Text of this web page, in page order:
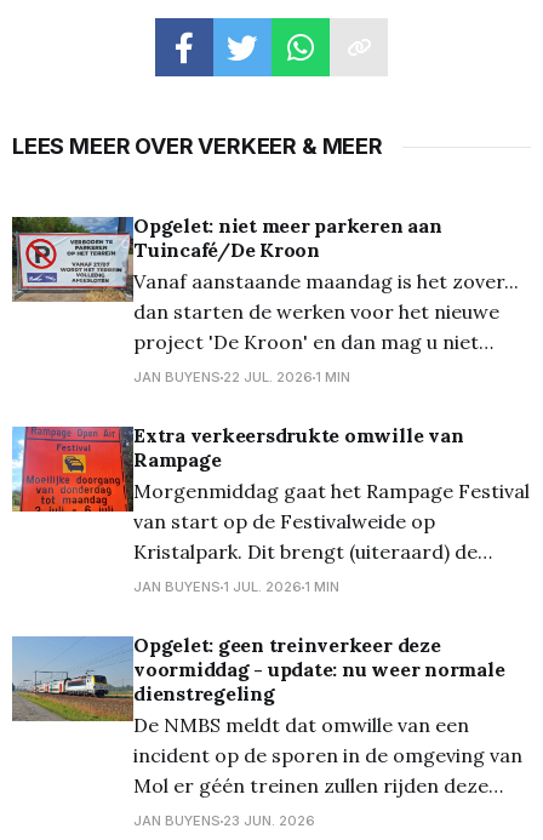
LEES MEER OVER VERKEER & MEER
Opgelet: niet meer parkeren aan
Tuincafé/De Kroon
Vanaf aanstaande maandag is het zover...
dan starten de werken voor het nieuwe
project 'De Kroon' en dan mag u niet
meer parkeren op deze (tijdelijke) gratis
start gegaan (eindelijk...) met het grote
project met meerdere appartementen en
ook enkele
JAN BUYENS 22 JUL. 2026 1 MIN
Extra verkeersdrukte omwille van
Rampage
Morgenmiddag gaat het Rampage Festival
van start op de Festivalweide op
Kristalpark. Dit brengt (uiteraard) de
nodige extra verkeersdrukte met zich
uitbreiding dit weekend) in de buurt van de
Gerard Mercatorstraat en de N71 moet
zijn, gelieve hiermee rekening te houden,
en best
JAN BUYENS 1 JUL. 2026 1 MIN
Opgelet: geen treinverkeer deze
voormiddag - update: nu weer normale
dienstregeling
De NMBS meldt dat omwille van een
incident op de sporen in de omgeving van
Mol er géén treinen zullen rijden deze
voormiddag tussen Lommel en Mol. U kan
JAN BUYENS 23 JUN. 2026